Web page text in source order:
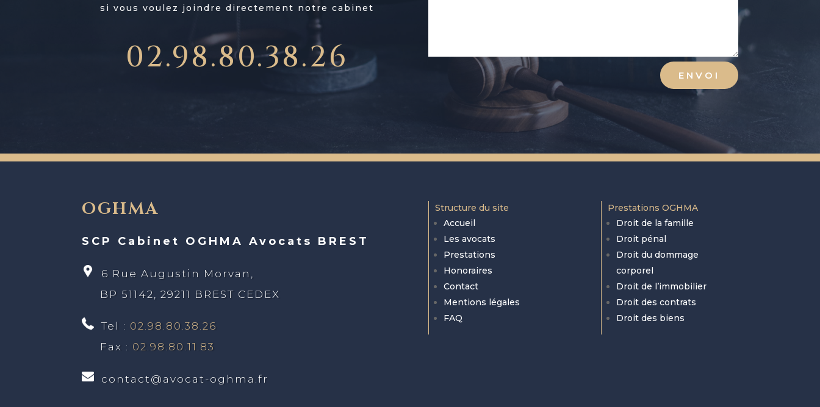
si vous voulez joindre directement notre cabinet
02.98.80.38.26 ENVOI
OGHMA
SCP Cabinet OGHMA Avocats BREST
6 Rue Augustin Morvan,
BP 51142, 29211 BREST CEDEX
Tel : 02.98.80.38.26
Fax : 02.98.80.11.83
contact@avocat-oghma.fr
Structure du site
Accueil
Les avocats
Prestations
Honoraires
Contact
Mentions légales
FAQ
Prestations OGHMA
Droit de la famille
Droit pénal
Droit du dommage
corporel
Droit de l’immobilier
Droit des contrats
Droit des biens